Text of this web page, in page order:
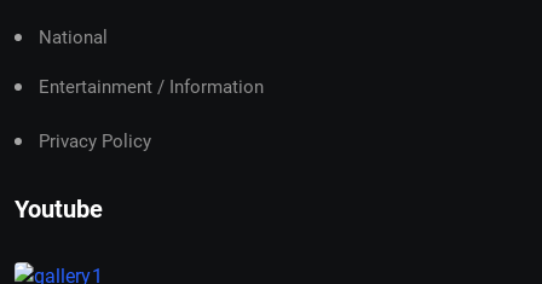
National
Entertainment / Information
Privacy Policy
Youtube